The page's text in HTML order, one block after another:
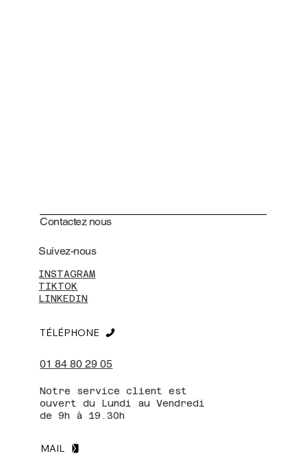
Contactez nous
INSTAGRAM
TIKTOK
LINKEDIN
Suivez-nous
01 84 80 29 05
TÉLÉPHONE
Notre service client est
ouvert du Lundi au Vendredi
de 9h à 19.30h
MAIL